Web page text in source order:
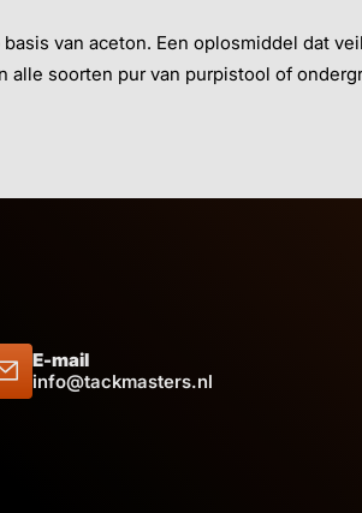
van aceton. Een oplosmiddel dat
alle soorten pur van purpistool of
E-mail
info@tackmasters.nl